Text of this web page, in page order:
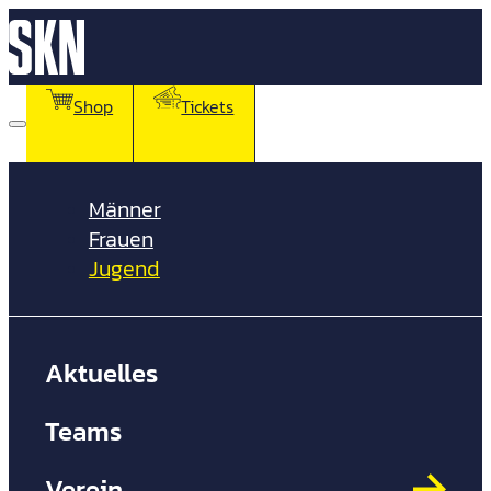
Shop Tickets
Männer
Frauen
Jugend
Aktuelles
Teams